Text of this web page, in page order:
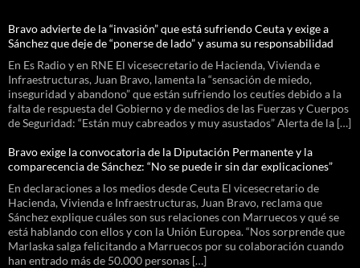
Bravo advierte de la “invasión” que está sufriendo Ceuta y exige a
Sánchez que deje de “ponerse de lado” y asuma su responsabilidad
En Es Radio y en RNE El vicesecretario de Hacienda, Vivienda e
Infraestructuras, Juan Bravo, lamenta la “sensación de miedo,
inseguridad y abandono” que están sufriendo los ceutíes debido a la
falta de respuesta del Gobierno y de medios de las Fuerzas y Cuerpos
de Seguridad: “Están muy cabreados y muy asustados” Alerta de la […]
Bravo exige la convocatoria de la Diputación Permanente y la
comparecencia de Sánchez: “No se puede ir sin dar explicaciones”
En declaraciones a los medios desde Ceuta El vicesecretario de
Hacienda, Vivienda e Infraestructuras, Juan Bravo, reclama que
Sánchez explique cuáles son sus relaciones con Marruecos y qué se
está hablando con ellos y con la Unión Europea. “Nos sorprende que
Marlaska salga felicitando a Marruecos por su colaboración cuando
han entrado más de 50.000 personas […]